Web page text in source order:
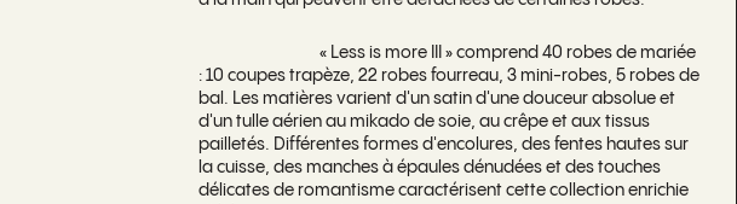
« Less is more III » comprend 40 robes de mariée
: 10 coupes trapèze, 22 robes fourreau, 3 mini-robes, 5 robes de
bal. Les matières varient d'un satin d'une douceur absolue et
d'un tulle aérien au mikado de soie, au crêpe et aux tissus
pailletés. Différentes formes d'encolures, des fentes hautes sur
la cuisse, des manches à épaules dénudées et des touches
délicates de romantisme caractérisent cette collection enrichie